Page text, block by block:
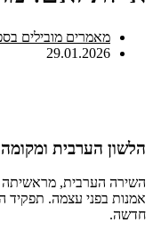
מאמרים מובילים
29.01.2026
הלשון הערבית
השירה הערבית, מראשיתה
אמנות בפני עצמה. תפקיד
חדשה.